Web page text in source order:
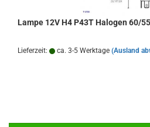
Lampe 12V H4 P43T Halogen 60/
Lieferzeit: ca. 3-5 Werktage (Ausland